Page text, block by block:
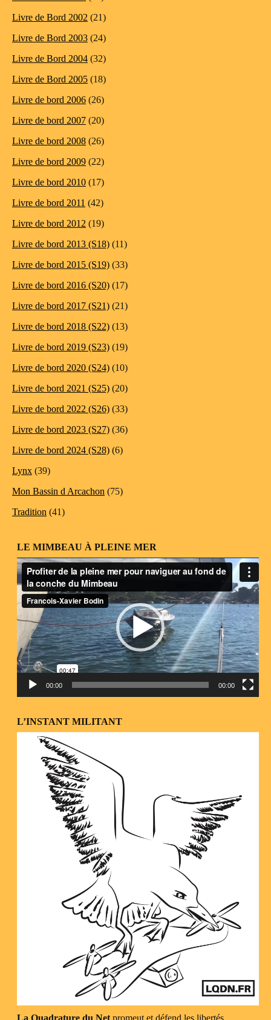
Livre de Bord 2002 (21)
Livre de Bord 2003 (24)
Livre de Bord 2004 (32)
Livre de Bord 2005 (18)
Livre de bord 2006 (26)
Livre de bord 2007 (20)
Livre de bord 2008 (26)
Livre de bord 2009 (22)
Livre de bord 2010 (17)
Livre de bord 2011 (42)
Livre de bord 2012 (19)
Livre de bord 2013 (S18) (11)
Livre de bord 2015 (S19) (33)
Livre de bord 2016 (S20) (17)
Livre de bord 2017 (S21) (21)
Livre de bord 2018 (S22) (13)
Livre de bord 2019 (S23) (19)
Livre de bord 2020 (S24) (10)
Livre de bord 2021 (S25) (20)
Livre de bord 2022 (S26) (33)
Livre de bord 2023 (S27) (36)
Livre de bord 2024 (S28) (6)
Lynx (39)
Mon Bassin d Arcachon (75)
Tradition (41)
LE MIMBEAU À PLEINE MER
Lecteur
vidéo
00:00 00:00
L’INSTANT MILITANT